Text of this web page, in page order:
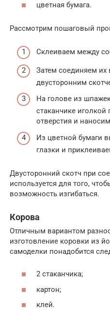
цветная бумага.
Рассмотрим пошаговый
Склеиваем между
Затем соединяем их
двусторонним
На голове из
стаканчике
отверстия и
Из цветной бумаги
глазки и
Двусторонний скотч при
используется для того,
возможность изгибаться.
Корова
Отличным вариантом
изготовление коровки из
самоделки понадобится
2 стаканчика;
картон;
клей.